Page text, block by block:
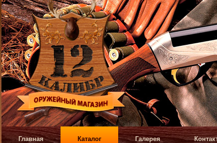
Главная Каталог Галерея